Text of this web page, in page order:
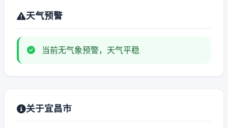
天气预警
当前无气象预警，天气平稳
关于宜昌市